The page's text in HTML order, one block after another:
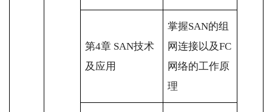
第4章 SAN技术
及应用
掌握SAN的组
网连接以及FC
网络的工作原
理